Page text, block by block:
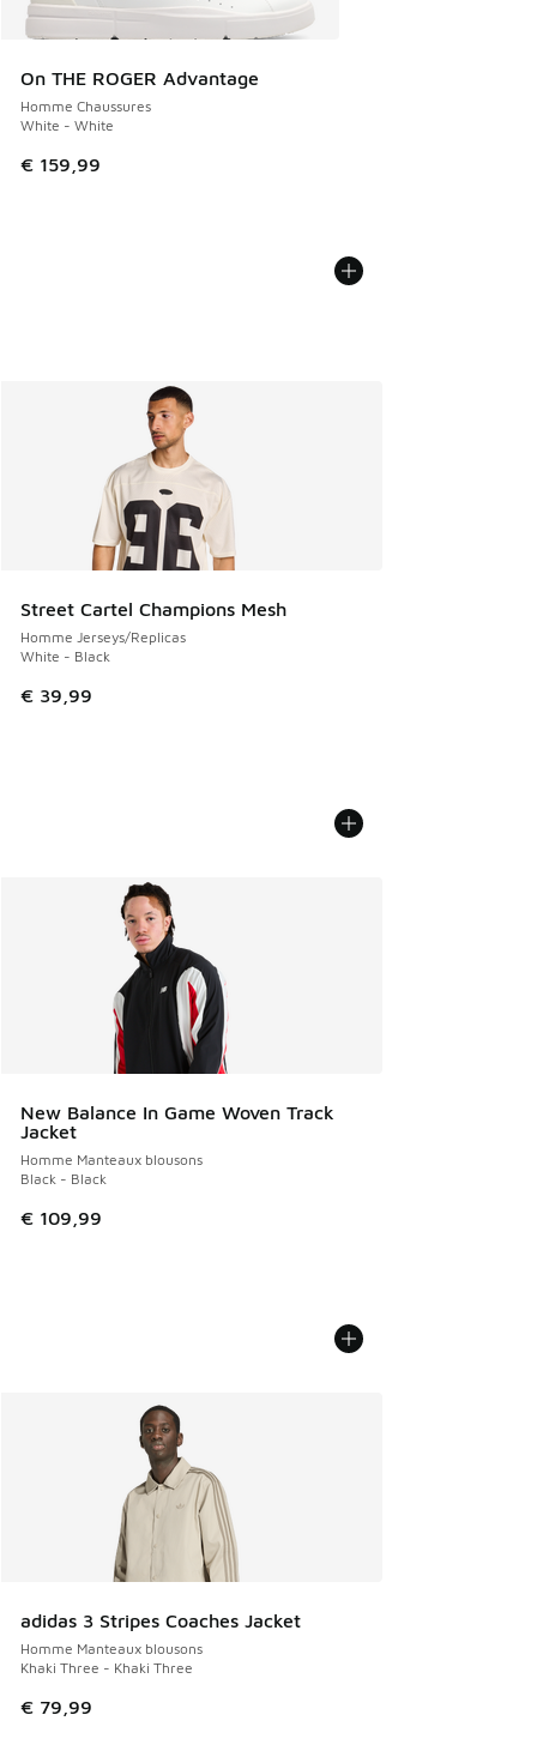
On THE ROGER Advantage
Homme Chaussures
White - White
€ 159,99
Street Cartel Champions Mesh
Homme Jerseys/Replicas
White - Black
€ 39,99
New Balance In Game Woven Track
Jacket
Homme Manteaux blousons
Black - Black
€ 109,99
adidas 3 Stripes Coaches Jacket
Homme Manteaux blousons
Khaki Three - Khaki Three
€ 79,99